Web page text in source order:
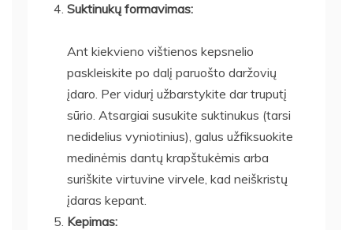
Suktinukų formavimas:
Ant kiekvieno vištienos kepsnelio
paskleiskite po dalį paruošto daržovių
įdaro. Per vidurį užbarstykite dar truputį
sūrio. Atsargiai susukite suktinukus (tarsi
nedidelius vyniotinius), galus užfiksuokite
medinėmis dantų krapštukėmis arba
suriškite virtuvine virvele, kad neiškristų
įdaras kepant.
Kepimas: